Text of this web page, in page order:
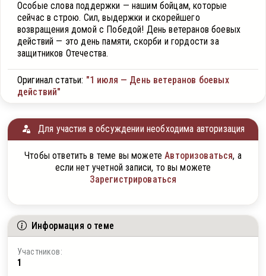
Особые слова поддержки — нашим бойцам, которые
сейчас в строю. Сил, выдержки и скорейшего
возвращения домой с Победой! День ветеранов боевых
действий — это день памяти, скорби и гордости за
защитников Отечества.
Оригинал статьи: "1 июля — День ветеранов боевых
действий"
Для участия в обсуждении необходима авторизация
Чтобы ответить в теме вы можетеАвторизоваться, а
если нет учетной записи, то вы можете
Зарегистрироваться
Информация о теме
Участников:
1